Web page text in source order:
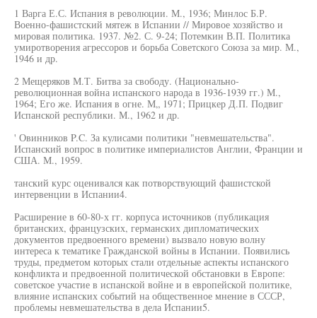
1 Варга Е.С. Испания в революции. М., 1936; Минлос Б.Р.
Военно-фашистский мятеж в Испании // Мировое хозяйство и
мировая политика. 1937. №2. С. 9-24; Потемкин В.П. Политика
умиротворения агрессоров и борьба Советского Союза за мир. М.,
1946 и др.
2 Мещеряков М.Т. Битва за свободу. (Национально-
революционная война испанского народа в 1936-1939 гг.) М.,
1964; Его же. Испания в огне. М„ 1971; Прицкер Д.П. Подвиг
Испанской республики. М., 1962 и др.
' Овинников P.C. За кулисами политики "невмешательства".
Испанский вопрос в политике империалистов Англии, Франции и
США. М., 1959.
танский курс оценивался как потворствующий фашистской
интервенции в Испании4.
Расширение в 60-80-х гг. корпуса источников (публикация
британских, французских, германских дипломатических
документов предвоенного времени) вызвало новую волну
интереса к тематике Гражданской войны в Испании. Появились
труды, предметом которых стали отдельные аспекты испанского
конфликта и предвоенной политической обстановки в Европе:
советское участие в испанской войне и в европейской политике,
влияние испанских событий на общественное мнение в СССР,
проблемы невмешательства в дела Испании5.